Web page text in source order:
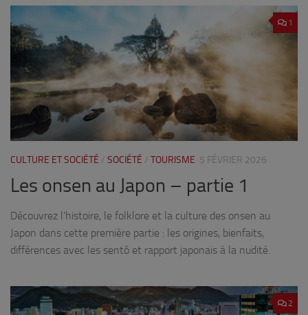
1
CULTURE ET SOCIÉTÉ / SOCIÉTÉ / TOURISME 5 FÉVRIER 2026
Les onsen au Japon – partie 1
Découvrez l’histoire, le folklore et la culture des onsen au
Japon dans cette première partie : les origines, bienfaits,
différences avec les sentô et rapport japonais à la nudité.
2